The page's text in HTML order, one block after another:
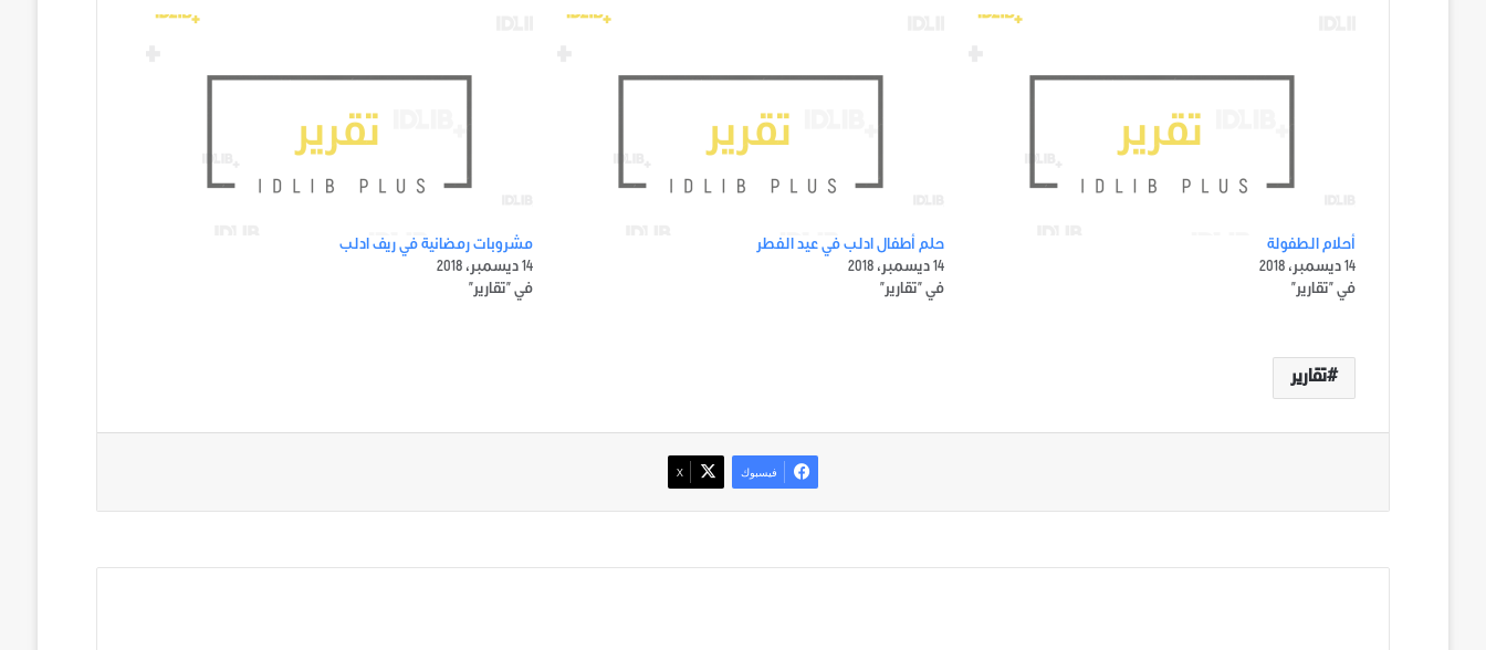
أحلام الطفولة
14 ديسمبر، 2018
في "تقارير"
حلم أطفال ادلب في عيد الفطر
14 ديسمبر، 2018
في "تقارير"
مشروبات رمضانية في ريف ادلب
14 ديسمبر، 2018
في "تقارير"
تقارير
فيسبوك ‫X